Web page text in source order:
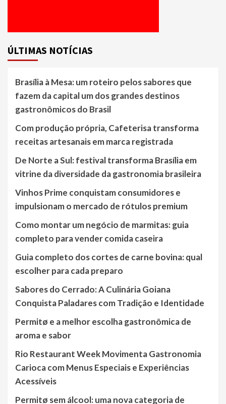
ÚLTIMAS NOTÍCIAS
Brasília à Mesa: um roteiro pelos sabores que
fazem da capital um dos grandes destinos
gastronômicos do Brasil
Com produção própria, Cafeterisa transforma
receitas artesanais em marca registrada
De Norte a Sul: festival transforma Brasília em
vitrine da diversidade da gastronomia brasileira
Vinhos Prime conquistam consumidores e
impulsionam o mercado de rótulos premium
Como montar um negócio de marmitas: guia
completo para vender comida caseira
Guia completo dos cortes de carne bovina: qual
escolher para cada preparo
Sabores do Cerrado: A Culinária Goiana
Conquista Paladares com Tradição e Identidade
Permitø e a melhor escolha gastronômica de
aroma e sabor
Rio Restaurant Week Movimenta Gastronomia
Carioca com Menus Especiais e Experiências
Acessíveis
Permitø sem álcool: uma nova categoria de